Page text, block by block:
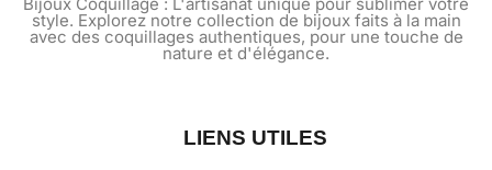
style. Explorez notre collection de bijoux faits à la main
avec des coquillages authentiques, pour une touche de
nature et d'élégance.
LIENS UTILES